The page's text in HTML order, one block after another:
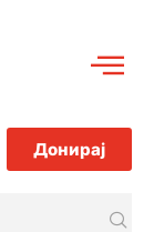
Донирај